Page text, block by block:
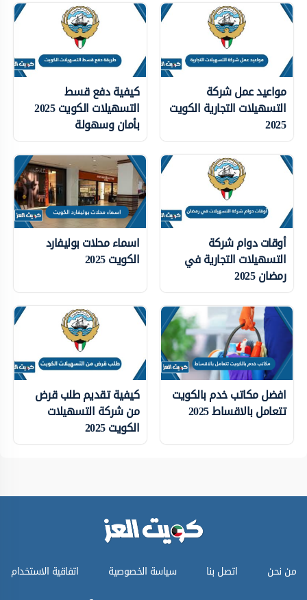
مواعيد عمل شركة
التسهيلات التجارية الكويت
2025
كيفية دفع قسط
التسهيلات الكويت 2025
بأمان وسهولة
أوقات دوام شركة
التسهيلات التجارية في
رمضان 2025
اسماء محلات بوليفارد
الكويت 2025
افضل مكاتب خدم بالكويت
تتعامل بالاقساط 2025
كيفية تقديم طلب قرض
من شركة التسهيلات
الكويت 2025
من نحن اتصل بنا سياسة الخصوصية اتفاقية الاستخدام